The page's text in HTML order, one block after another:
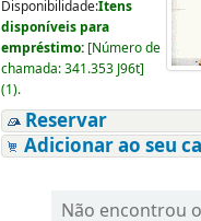
Disponibilidade:Itens
disponíveis para
empréstimo: [Número de
chamada:341.353 J96t]
(1).
Reservar
Adicionar ao seu
Não encontrou o